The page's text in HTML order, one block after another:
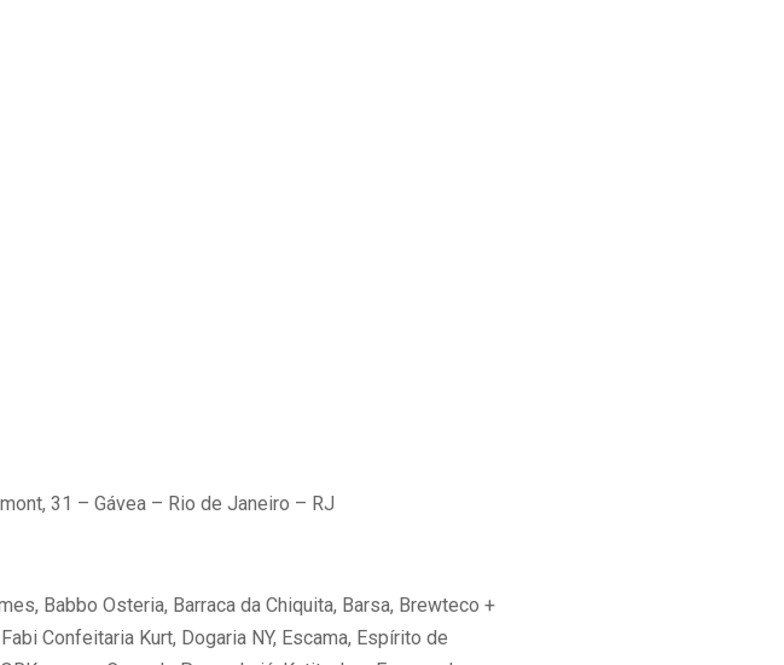
31 – Gávea – Rio de Janeiro – RJ
Babbo Osteria, Barraca da Chiquita, Barsa, Brewteco +
Confeitaria Kurt, Dogaria NY, Escama, Espírito de